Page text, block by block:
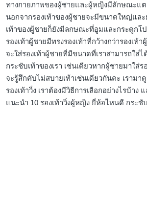
ทางกายภาพของผู้ชายและผู้หญิงมีลักษณะแ
นอกจากรองเท้าของผู้ชายจะมีขนาดใหญ่แล
เท้าของผู้ชายก็ยังมีลกษณะที่อูมและกระดูกโ
รองเท้าผู้ชายมีทรงรองเท้าที่กว้างกว่ารองเ
จะใส่รองเท้าผู้ชายที่มีขนาดที่เราสามารถใส่
กระชับเท้าของเรา เช่นเดียวหากผู้ชายมาใส่ร
จะรู้สึกคับไม่สบายเท้าเช่นเดียวกันคะ เรามา
รองเท้าวิ่ง เราต้องมีวิธีการเลือกอย่างไรบ้าง
แนะนำ 10 รองเท้าวิ่งผู้หญิง ยี่ห้อไหนดี กระชั